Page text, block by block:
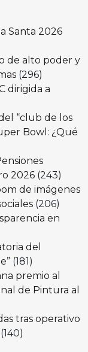
Santa 2026
de alto poder y
(296)
dirigida a
“club de los
Bowl: ¿Qué
2026 (243)
de imágenes
(206)
en
del
(181)
premio al
de Pintura al
tras operativo
(140)